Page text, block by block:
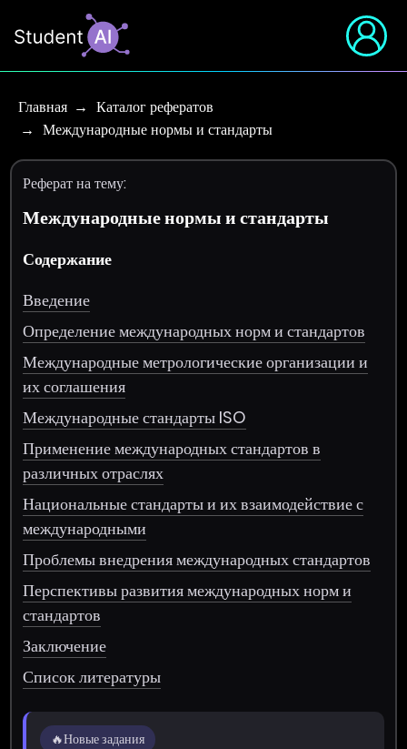
Главная
Каталог рефератов
Международные нормы и стандарты
Реферат на тему:
Международные нормы и стандарты
Содержание
Введение
Определение международных норм и стандартов
Международные метрологические организации и
их соглашения
Международные стандарты ISO
Применение международных стандартов в
различных отраслях
Национальные стандарты и их взаимодействие с
международными
Проблемы внедрения международных стандартов
Перспективы развития международных норм и
стандартов
Заключение
Список литературы
🔥Новые задания